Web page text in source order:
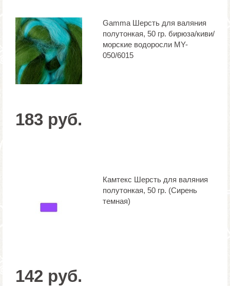
Gamma Шерсть для валяния
полутонкая, 50 гр. бирюза/киви/
морские водоросли MY-
050/6015
183 руб.
Камтекс Шерсть для валяния
полутонкая, 50 гр. (Сирень
темная)
142 руб.